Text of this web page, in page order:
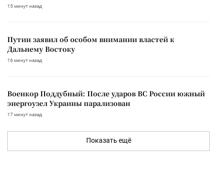
15 минут назад
Путин заявил об особом внимании властей к
Дальнему Востоку
16 минут назад
Военкор Поддубный: После ударов ВС России южный
энергоузел Украины парализован
17 минут назад
Показать ещё